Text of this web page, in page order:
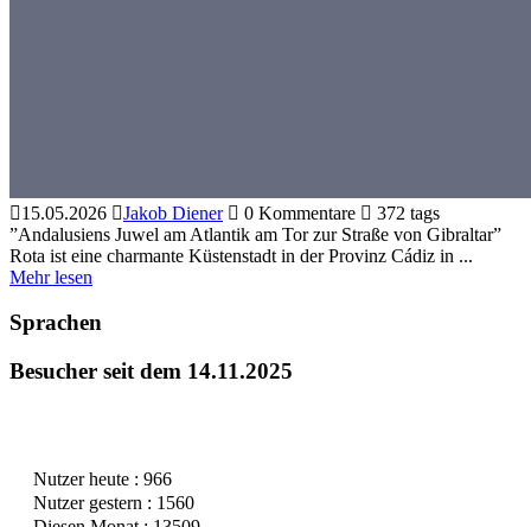
15.05.2026 Jakob Diener 0 Kommentare
372 tags
”Andalusiens Juwel am Atlantik am Tor zur Straße von Gibraltar”
Rota ist eine charmante Küstenstadt in der Provinz Cádiz in ...
Mehr lesen
Sprachen
Besucher seit dem 14.11.2025
Nutzer heute : 966
Nutzer gestern : 1560